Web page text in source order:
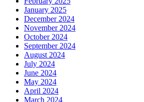
January 2025
December 2024
November 2024
October 2024
September 2024
August 2024
July 2024
June 2024
May 2024
April 2024
March 2024